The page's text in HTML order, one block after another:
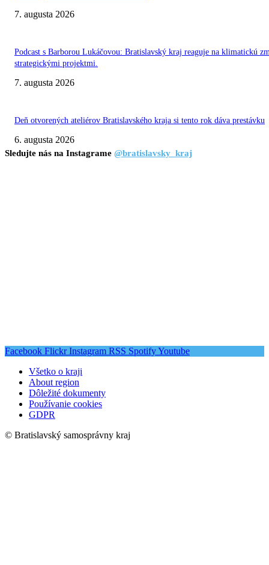
7. augusta 2026
Podcast s Barborou Lukáčovou: Bratislavský kraj reaguje na klimatickú
strategickými projektmi.
7. augusta 2026
Deň otvorených ateliérov Bratislavského kraja si tento rok dáva prestávku
6. augusta 2026
Sledujte nás na Instagrame @bratislavsky_kraj
Facebook Flickr Instagram RSS SpotifyYoutube
Všetko o kraji
About region
Dôležité dokumenty
Používanie cookies
GDPR
© Bratislavský samosprávny kraj